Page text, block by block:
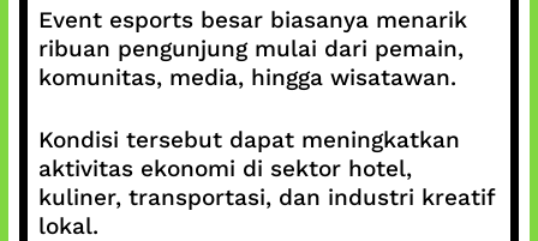
Event esports besar biasanya menarik
ribuan pengunjung mulai dari pemain,
komunitas, media, hingga wisatawan.
Kondisi tersebut dapat meningkatkan
aktivitas ekonomi di sektor hotel,
kuliner, transportasi, dan industri kreatif
lokal.